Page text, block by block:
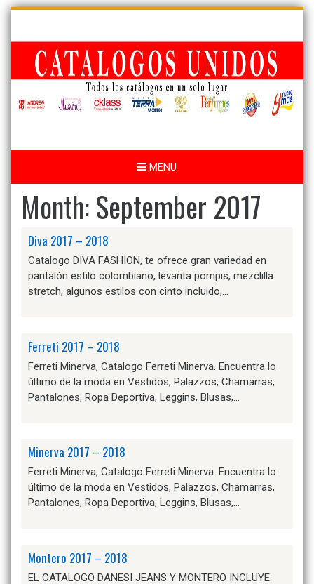
Skip
content
MENU
Month:September 2017
Diva 2017 – 2018
Catalogo DIVA FASHION, te ofrece gran variedad en
pantalón estilo colombiano, levanta pompis, mezclilla
stretch, algunos estilos con cinto incluido,…
Ferreti 2017 – 2018
Ferreti Minerva, Catalogo Ferreti Minerva. Encuentra lo
último de la moda en Vestidos, Palazzos, Chamarras,
Pantalones, Ropa Deportiva, Leggins, Blusas,…
Minerva 2017 – 2018
Ferreti Minerva, Catalogo Ferreti Minerva. Encuentra lo
último de la moda en Vestidos, Palazzos, Chamarras,
Pantalones, Ropa Deportiva, Leggins, Blusas,…
Montero 2017 – 2018
EL CATALOGO DANESI JEANS Y MONTERO INCLUYE